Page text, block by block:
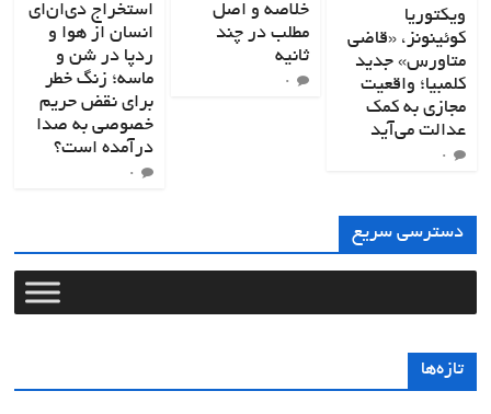
ویکتوریا
کوئینونز، «قاضی
متاورس» جدید
کلمبیا؛ واقعیت
مجازی به کمک
عدالت می‌آید
۰
خلاصه و اصل
مطلب در چند
ثانیه
۰
استخراج دی‌ان‌ای
انسان از هوا و
ردپا در شن و
ماسه؛ زنگ خطر
برای نقض حریم
خصوصی به صدا
درآمده است؟
۰
دسترسی سریع
تازه‌ها